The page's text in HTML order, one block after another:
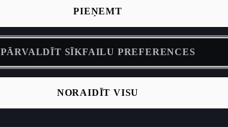
NORAIDĪT VISU
PIEŅEMT
PĀRVALDĪT SĪKFAILU PREFERENCES